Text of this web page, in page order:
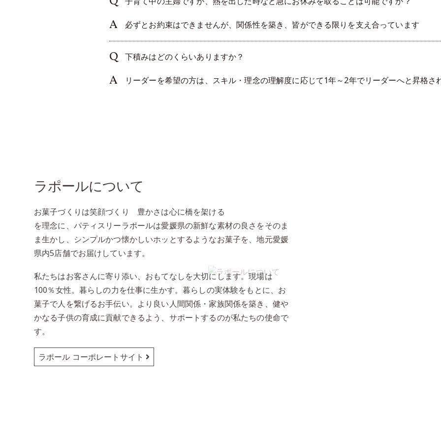
必ずとお約束はできませんが、関係性を築き、皆ができる限りを支え合っています
下積みはどのくらいありますか？
リーダーを希望の方は、スキル・理念の理解度に応じて1年～2年でリーダーへと昇格さ
ラポールについて
お菓子づくりは笑顔づくり 豊かさは心に橋を架ける
を理念に、パティスリーラポールは愛媛県の新鮮な素材の良さをそのま
ま生かし、シンプルかつ懐かしいホッとするようなお菓子を、地元愛媛
県内5店舗でお届けしています。
私たちはお客さんに寄り添い、おもてなしを大切にします。現場は
100％女性。暮らしの力を仕事に生かす。暮らしの実体験をもとに、お
菓子で人を繋げるお手伝い。より良い人間関係・家族関係を築き、健や
かなる子供の育成に貢献できるよう、サポートするのが私たちの使命で
す。
ラポール コーポレートサイト